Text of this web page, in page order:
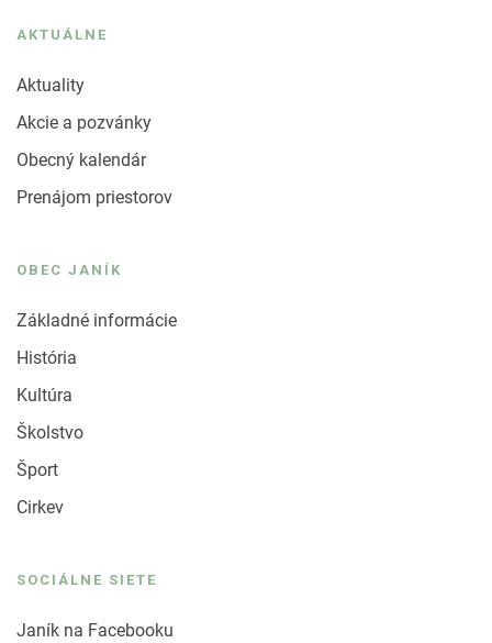
AKTUÁLNE
Aktuality
Akcie a pozvánky
Obecný kalendár
Prenájom priestorov
OBEC JANÍK
Základné informácie
História
Kultúra
Školstvo
Šport
Cirkev
SOCIÁLNE SIETE
Janík na Facebooku